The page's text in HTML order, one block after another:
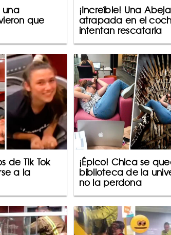
una
que
¡Increíble! Una
atrapada en el
intentan rescatarla
de Tik Tok
a la
¡Épico! Chica se
biblioteca de la
no la perdona